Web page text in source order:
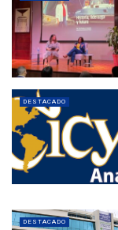
DESTACADO
DESTACADO